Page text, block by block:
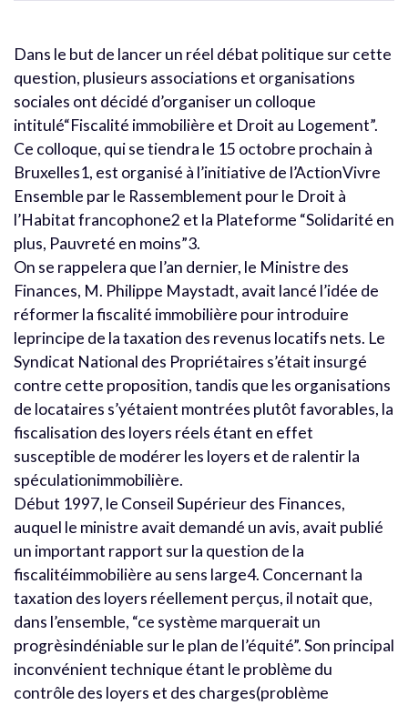
Dans le but de lancer un réel débat politique sur cette
question, plusieurs associations et organisations
sociales ont décidé d’organiser un colloque
intitulé“Fiscalité immobilière et Droit au Logement”.
Ce colloque, qui se tiendra le 15 octobre prochain à
Bruxelles1, est organisé à l’initiative de l’ActionVivre
Ensemble par le Rassemblement pour le Droit à
l’Habitat francophone2 et la Plateforme “Solidarité en
plus, Pauvreté en moins”3.
On se rappelera que l’an dernier, le Ministre des
Finances, M. Philippe Maystadt, avait lancé l’idée de
réformer la fiscalité immobilière pour introduire
leprincipe de la taxation des revenus locatifs nets. Le
Syndicat National des Propriétaires s’était insurgé
contre cette proposition, tandis que les organisations
de locataires s’yétaient montrées plutôt favorables, la
fiscalisation des loyers réels étant en effet
susceptible de modérer les loyers et de ralentir la
spéculationimmobilière.
Début 1997, le Conseil Supérieur des Finances,
auquel le ministre avait demandé un avis, avait publié
un important rapport sur la question de la
fiscalitéimmobilière au sens large4. Concernant la
taxation des loyers réellement perçus, il notait que,
dans l’ensemble, “ce système marquerait un
progrèsindéniable sur le plan de l’équité”. Son principal
inconvénient technique étant le problème du
contrôle des loyers et des charges(problème